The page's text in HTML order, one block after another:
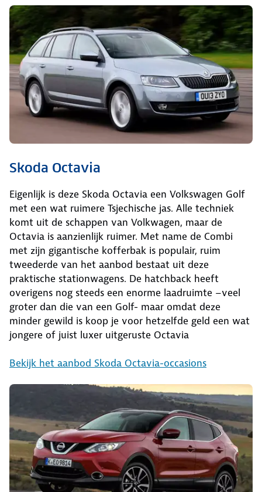
Skoda Octavia
Eigenlijk is deze Skoda Octavia een Volkswagen Golf
met een wat ruimere Tsjechische jas. Alle techniek
komt uit de schappen van Volkwagen, maar de
Octavia is aanzienlijk ruimer. Met name de Combi
met zijn gigantische kofferbak is populair, ruim
tweederde van het aanbod bestaat uit deze
praktische stationwagens. De hatchback heeft
overigens nog steeds een enorme laadruimte –veel
groter dan die van een Golf- maar omdat deze
minder gewild is koop je voor hetzelfde geld een wat
jongere of juist luxer uitgeruste Octavia
Bekijk het aanbod Skoda Octavia-occasions